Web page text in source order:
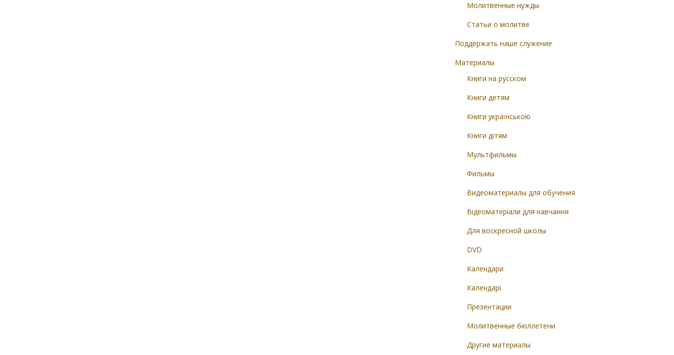
Молитвенные нужды
Статьи о молитве
Поддержать наше служение
Материалы
Книги на русском
Книги детям
Книги українською
Книги дітям
Мультфильмы
Фильмы
Видеоматериалы для обучения
Відеоматеріали для навчання
Для воскресной школы
DVD
Календари
Календарі
Презентации
Молитвенные бюллетени
Другие материалы